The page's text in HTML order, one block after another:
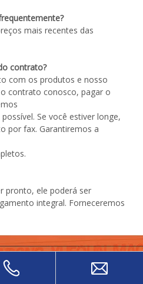
mais recentes das
contrato?
com os produtos e nosso
contrato conosco, pagar o
Se você estiver longe,
por fax. Garantiremos a
pronto, ele poderá ser
integral. Forneceremos